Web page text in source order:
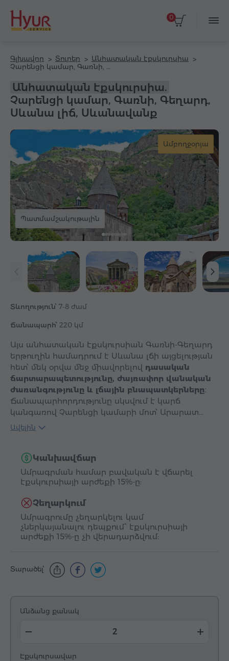
0
Գլխավոր Տուրեր
Անհատական էքսկուրսիա
Անհատական էքսկուրսիա.
Չարենցի կամար, Գառնի, Գեղարդ,
Սևանա լիճ, Սևանավանք
Ամբողջօրյա
Պատմամշակութային
Տևողություն՝ 7-8 ժամ
Ճանապարհ՝ 220 կմ
Այս անհատական էքսկուրսիան Գառնի-Գեղարդ
երթուղին համադրում է Սևանա լճի այցելության
հետ՝ մեկ օրվա մեջ միավորելով դասական
ճարտարապետությունը, ժայռափոր վանական
ժառանգությունը և լճային բնապատկերները։
Ճանապարհորդությունը սկսվում է կարճ
կանգառով Չարենցի կամարի մոտ՝ Արարատ…
Ավելին
Կանխավճար
Ամրագրման համար բավական է վճարել
էքսկուրսիայի արժեքի 15%-ը:
Չեղարկում
Ամրագրումը չեղարկելու կամ
չներկայանալու դեպքում՝ էքսկուրսիայի
արժեքի 15%-ը չի վերադարձվում:
Տարածել՝
Անձանց քանակ
Էքսկուրսավար